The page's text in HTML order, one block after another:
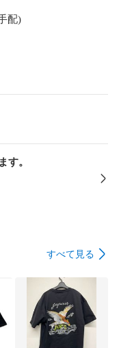
配)
す。
すべて見る